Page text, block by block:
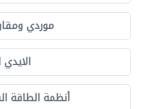
موردي
أنظمة الطاقة